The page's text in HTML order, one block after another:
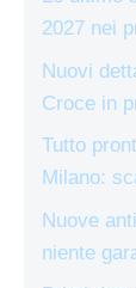
2027 nei
Nuovi
Croce in
Tutto
Milano:
Nuove
niente